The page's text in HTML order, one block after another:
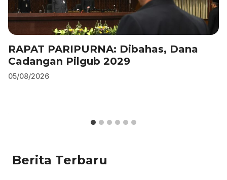
RAPAT PARIPURNA: Dibahas, Dana
Cadangan Pilgub 2029
05/08/2026
Berita Terbaru